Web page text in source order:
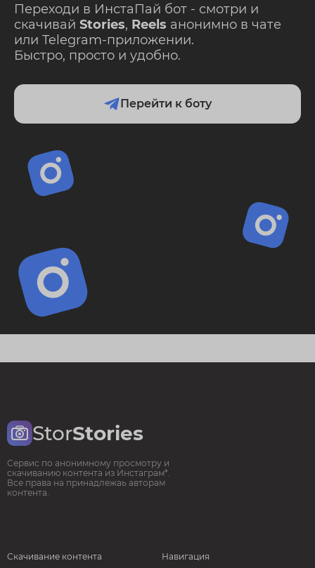
Переходи в ИнстаПай бот - смотри и
скачивай Stories, Reels анонимно в чате
или Telegram-приложении.
Быстро, просто и удобно.
Перейти к боту
StorStories
Сервис по анонимному просмотру и
скачиванию контента из Инстаграм*.
Все права на принадлежаь авторам
контента.
Скачивание контента Навигация